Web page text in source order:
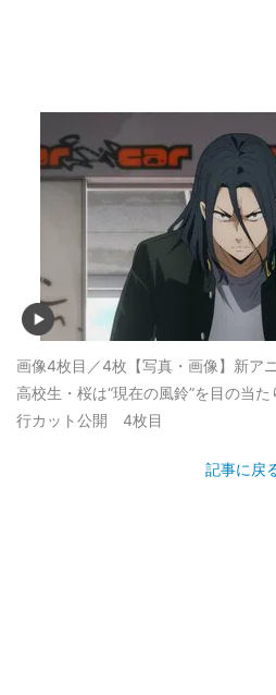
画像4枚目／4枚 【写真・画像】新ア
高校生・桜は“現在の風鈴”を目の当
行カット公開 4枚目
記事に戻